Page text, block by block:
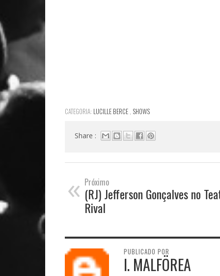
CATEGORIA: LUCILLE BERCE , SHOWS
Share :
« Próximo
(RJ) Jefferson Gonçalves no
Rival
PUBLICADO POR
I. MALFÖREA